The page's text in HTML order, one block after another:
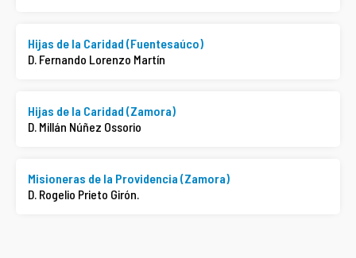
Hijas de la Caridad (Fuentesaúco)
D. Fernando Lorenzo Martín
Hijas de la Caridad (Zamora)
D. Millán Núñez Ossorio
Misioneras de la Providencia (Zamora)
D. Rogelio Prieto Girón.